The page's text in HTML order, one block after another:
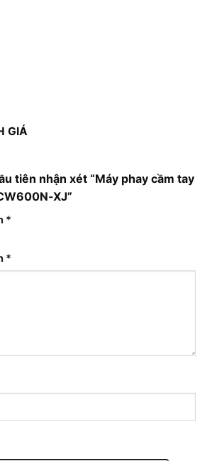
GIÁ
tiên nhận xét “Máy phay cầm tay
XJ”
*
*